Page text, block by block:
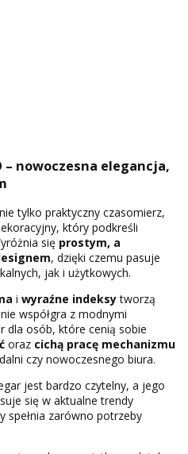
– nowoczesna elegancja,
tylko praktyczny czasomierz,
który podkreśli
się prostym, a
, dzięki czemu pasuje
jak i użytkowych.
i wyraźne indeksytworzą
współgra z modnymi
dla osób, które cenią sobie
oraz cichą pracę mechanizmu
czy nowoczesnego biura.
jest bardzo czytelny, a jego
się w aktualne trendy
spełnia zarówno potrzeby